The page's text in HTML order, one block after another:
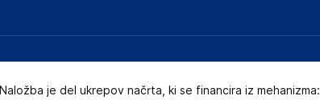
Naložba je del ukrepov načrta, ki se financira iz mehanizma: